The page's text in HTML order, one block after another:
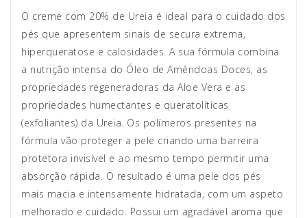
O creme com 20% de Ureia é ideal para o cuidado dos
pés que apresentem sinais de secura extrema,
hiperqueratose e calosidades. A sua fórmula combina
a nutrição intensa do Óleo de Amêndoas Doces, as
propriedades regeneradoras da Aloe Vera e as
propriedades humectantes e queratolíticas
(exfoliantes) da Ureia. Os polímeros presentes na
fórmula vão proteger a pele criando uma barreira
protetora invisível e ao mesmo tempo permitir uma
absorção rápida. O resultado é uma pele dos pés
mais macia e intensamente hidratada, com um aspeto
melhorado e cuidado. Possui um agradável aroma que